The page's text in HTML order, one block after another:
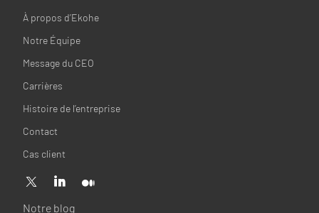
À propos d’Ekohe
Notre Équipe
Message du CEO
Carrières
Histoire de l’entreprise
Contact
Cas client
Notre blog